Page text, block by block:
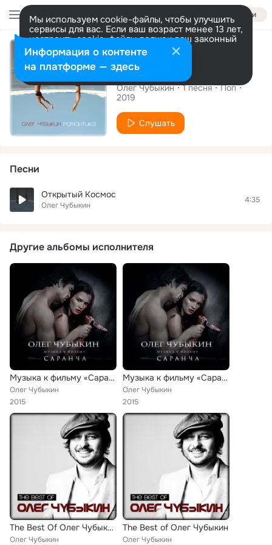
Войти
Мы используем cookie-файлы, чтобы улучшить
сервисы для вас. Если ваш возраст менее 13 лет,
настроить cookie-файлы должен ваш законный
представитель. Больше информации
Разрешить все Настроить
Альбом
Романтика
Олег Чубыкин 1песня
Поп
2019
Слушать
Песни
Открытый Космос
Олег Чубыкин
4:35
Другие альбомы исполнителя
Музыка к фильму «Саранча»
Олег Чубыкин
2015
Музыка к фильму «Cаранча»
Олег Чубыкин
2015
The Best Of Олег Чубыкин
Олег Чубыкин
The Best of Олег Чубыкин
Олег Чубыкин
Информация о контенте
на платформе — здесь